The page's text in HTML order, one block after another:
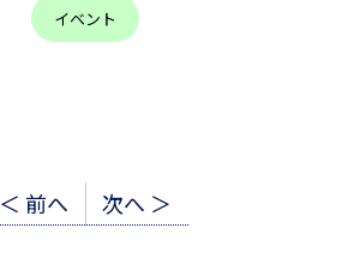
イベント
＜ 前へ 次へ ＞